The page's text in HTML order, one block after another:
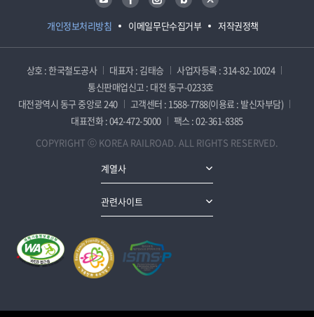
개인정보처리방침 이메일무단수집거부 저작권정책
상호 : 한국철도공사 대표자 : 김태승
사업자등록 : 314-82-10024
통신판매업신고 : 대전 동구-0233호
대전광역시 동구 중앙로 240
고객센터 : 1588-7788(이용료 : 발신자부담)
대표전화 : 042-472-5000
팩스 : 02-361-8385
COPYRIGHT ⓒ KOREA RAILROAD. ALL RIGHTS RESERVED.
계열사
관련사이트